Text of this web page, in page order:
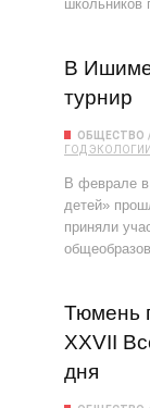
школьников
В Ишиме
турнир
ОБЩЕСТВО
ГОД ЭКОЛОГИИ
В феврале в
детей»
приняли
Тюмень
XXVII
дня